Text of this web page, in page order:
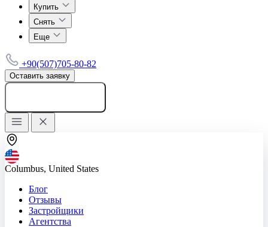
Купить
Снять
Еще
+90(507)705-80-82
Оставить заявку
Columbus, United States
Блог
Отзывы
Застройщики
Агентства